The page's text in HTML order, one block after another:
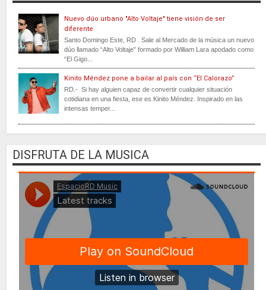
Nuevo dúo urbano "Alto Voltaje" tiene visión de ser
diferente
Santo Domingo Este, RD . Sale al Mercado de la música un nuevo
dúo llamado “Alto Voltaje” formado por William Lara apodado como
“El Gigo...
Kinito Méndez pone a bailar al país con “El Calorazo”
RD.- Si hay alguien capaz de convertir cualquier situación
cotidiana en una fiesta, ese es Kinito Méndez. Inspirado en las
intensas temper...
DISFRUTA DE LA MUSICA